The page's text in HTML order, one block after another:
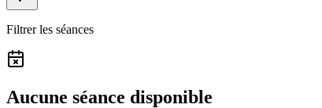
Filtrer les séances
Aucune séance disponible